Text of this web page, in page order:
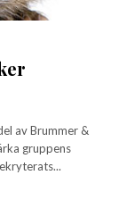
av Brummer &
gruppens